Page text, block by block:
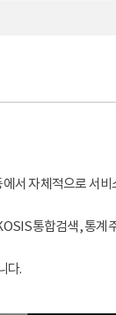
서 자체적으로 서
통합검색, 통
다.